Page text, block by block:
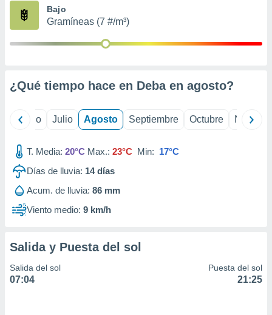
publicidad
publicidad
1199
Bajo
Gramíneas (7 #/m³)
¿Qué tiempo hace en Deba en agosto?
Junio Julio Agosto Septiembre Octubre
T. Media: 20°C Max.: 23°C Min: 17°C
Días de lluvia: 14días
Acum. de lluvia: 86 mm
Viento medio: 9 km/h
Salida y Puesta del sol
Salida del sol
07:04
Puesta del sol
21:25